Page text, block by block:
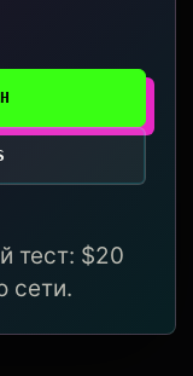
тест: $20
сети.